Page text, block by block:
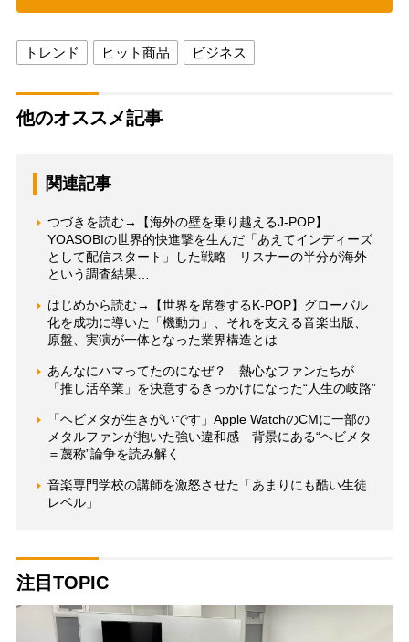
トレンド ヒット商品 ビジネス
他のオススメ記事
関連記事
つづきを読む→【海外の壁を乗り越えるJ-POP】
YOASOBIの世界的快進撃を生んだ「あえてインディーズ
として配信スタート」した戦略 リスナーの半分が海外
という調査結果…
はじめから読む→【世界を席巻するK-POP】グローバル
化を成功に導いた「機動力」、それを支える音楽出版、
原盤、実演が一体となった業界構造とは
あんなにハマってたのになぜ？ 熱心なファンたちが
「推し活卒業」を決意するきっかけになった“人生の岐路”
「ヘビメタが生きがいです」Apple WatchのCMに一部の
メタルファンが抱いた強い違和感 背景にある“ヘビメタ
＝蔑称”論争を読み解く
音楽専門学校の講師を激怒させた「あまりにも酷い生徒
レベル」
注目TOPIC